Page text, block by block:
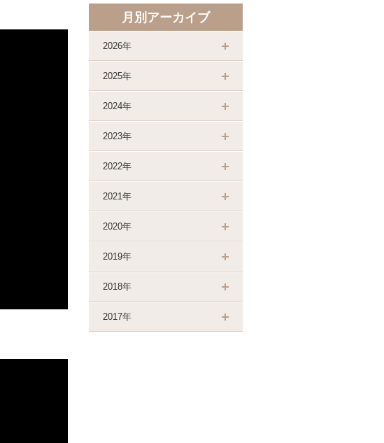
月別アーカイブ
2026年
2025年
2024年
2023年
2022年
2021年
2020年
2019年
2018年
2017年